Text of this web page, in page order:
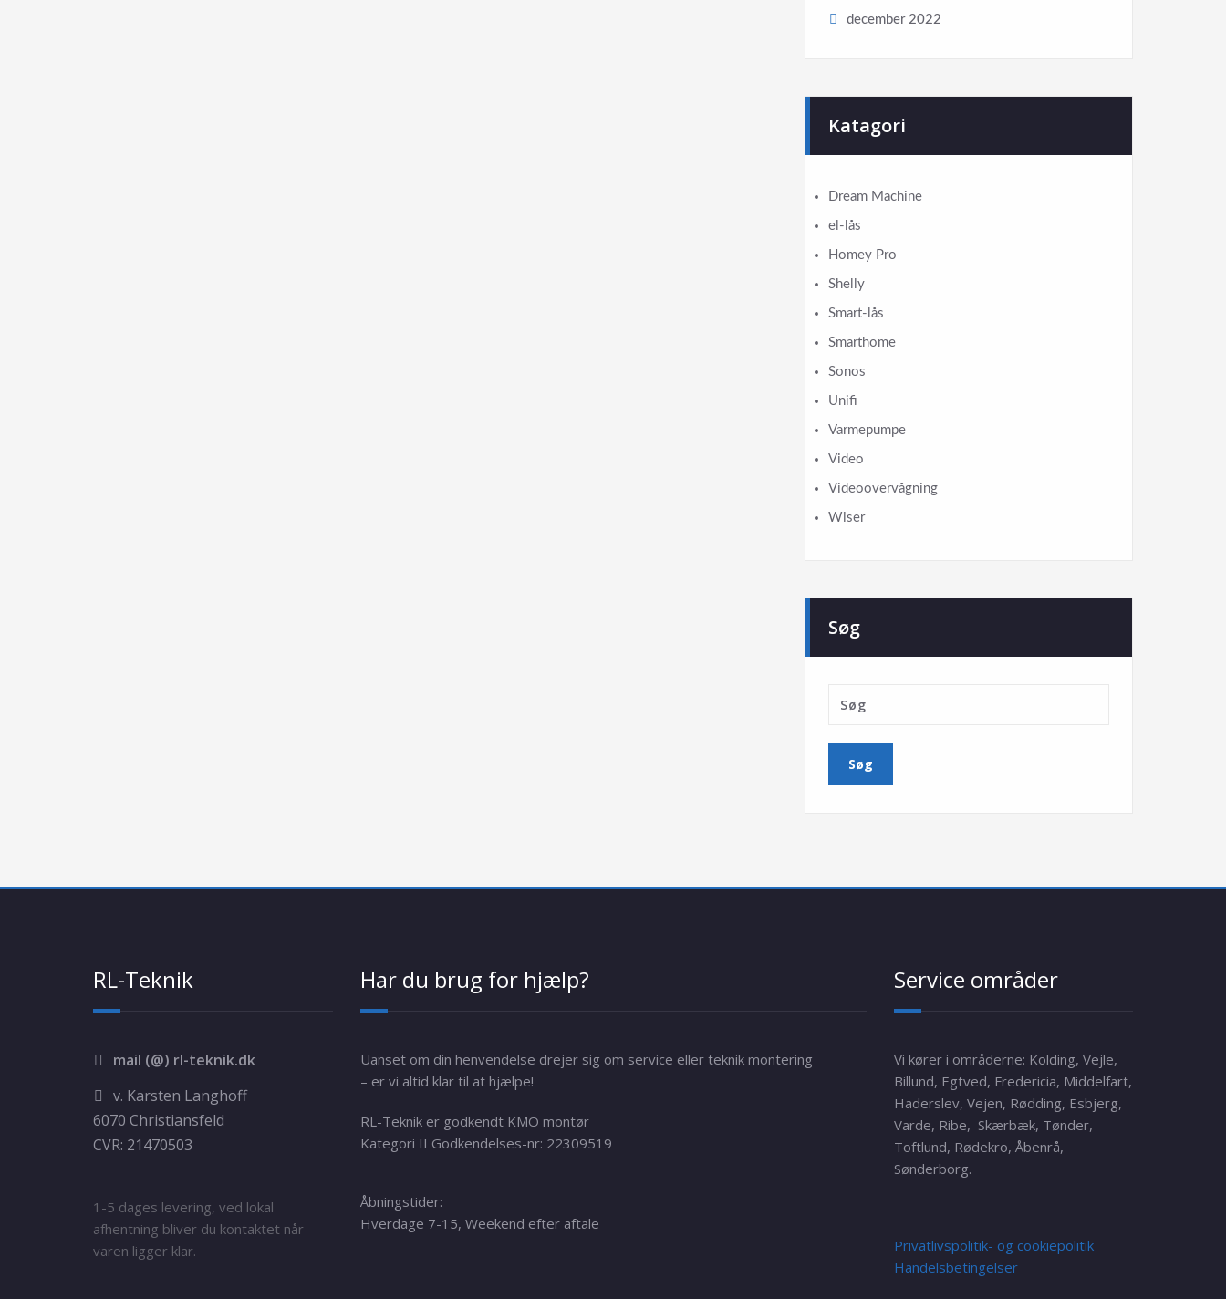
december 2022
Katagori
Dream Machine
el-lås
Homey Pro
Shelly
Smart-lås
Smarthome
Sonos
Unifi
Varmepumpe
Video
Videoovervågning
Wiser
Søg
RL-Teknik
mail (@) rl-teknik.dk
v. Karsten Langhoff
6070 Christiansfeld
CVR: 21470503
1-5 dages levering, ved lokal
afhentning bliver du kontaktet når
varen ligger klar.
Har du brug for hjælp?
Uanset om din henvendelse drejer sig om service eller teknik montering
– er vi altid klar til at hjælpe!
RL-Teknik er godkendt KMO montør
Kategori II Godkendelses-nr: 22309519
Åbningstider:
Hverdage 7-15, Weekend efter aftale
Service områder
Vi kører i områderne: Kolding, Vejle,
Billund, Egtved, Fredericia, Middelfart,
Haderslev, Vejen, Rødding, Esbjerg,
Varde, Ribe, Skærbæk, Tønder,
Toftlund, Rødekro, Åbenrå,
Sønderborg.
Privatlivspolitik- og cookiepolitik
Handelsbetingelser